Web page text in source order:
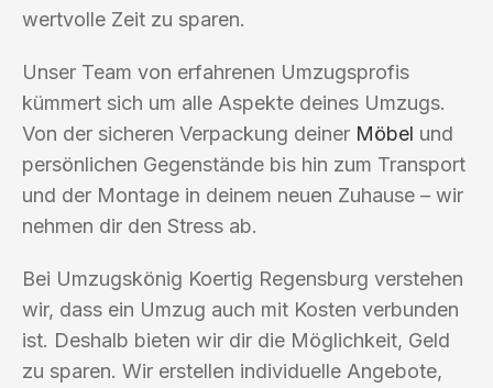
wertvolle Zeit zu sparen.
Unser Team von erfahrenen Umzugsprofis
kümmert sich um alle Aspekte deines Umzugs.
Von der sicheren Verpackung deiner Möbel und
persönlichen Gegenstände bis hin zum Transport
und der Montage in deinem neuen Zuhause – wir
nehmen dir den Stress ab.
Bei Umzugskönig Koertig Regensburg verstehen
wir, dass ein Umzug auch mit Kosten verbunden
ist. Deshalb bieten wir dir die Möglichkeit, Geld
zu sparen. Wir erstellen individuelle Angebote,